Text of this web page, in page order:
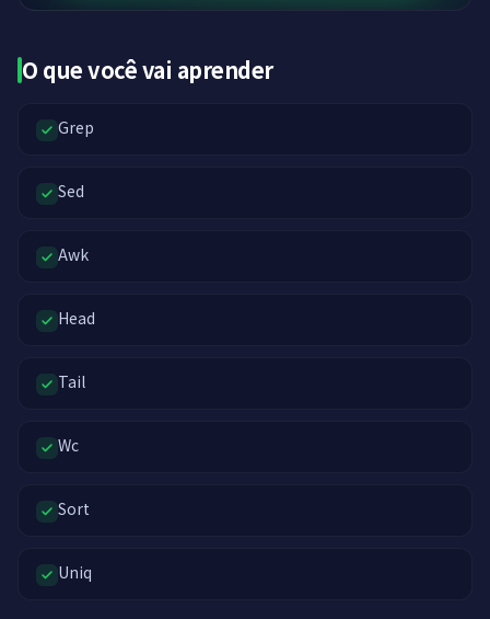
O que você vai aprender
Grep
Sed
Awk
Head
Tail
Wc
Sort
Uniq